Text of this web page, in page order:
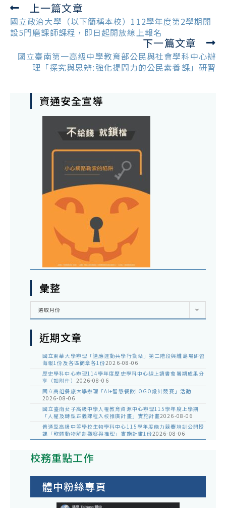
Read
more
articles
上一篇文章
國立政治大學（以下簡稱本校）112學年度第2學期開
設5門磨課師課程，即日起開放線上報名
下一篇文章
國立臺南第一高級中學教育部公民與社會學科中心辦
理「探究與思辨:強化提問力的公民素養課」研習
資通安全宣導
彙整
彙
選取月份
近期文章
國立東華大學辦理「適應運動共學行動站」第二階段與離島場研習
海報1份及各區簡章各1份2026-08-06
歷史學科中心辦理114學年度歷史學科中心線上讀書會暑期成果分
享（如附件） 2026-08-06
國立高雄餐旅大學辦理「AI+智慧餐飲LOGO設計競賽」活動
2026-08-06
國立臺南女子高級中學人權教育資源中心辦理115學年度上學期
「人權及轉型正義課程入校推廣計畫」實施計畫2026-08-06
普通型高級中等學校生物學科中心115學年度能力競賽培訓公開授
課「軟體動物解剖觀察與推理」實施計畫1份2026-08-06
校務重點工作
體中粉絲專頁